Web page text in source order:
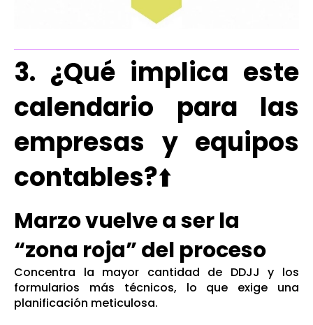
3. ¿Qué implica este
calendario para las
empresas y equipos
contables?⬆️
Marzo vuelve a ser la
“zona roja” del proceso
Concentra la mayor cantidad de DDJJ y los
formularios más técnicos, lo que exige una
planificación meticulosa.